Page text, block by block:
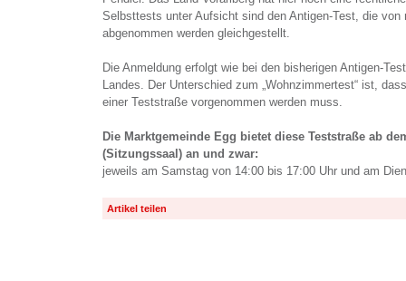
Selbsttests unter Aufsicht sind den Antigen-Test, die von
abgenommen werden gleichgestellt.
Die Anmeldung erfolgt wie bei den bisherigen Antigen-
Landes. Der Unterschied zum „Wohnzimmertest“ ist,
einer Teststraße vorgenommen werden muss.
Die Marktgemeinde Egg bietet diese Teststraße ab
(Sitzungssaal) an und zwar:
jeweils am Samstag von 14:00 bis 17:00 Uhr und am
Artikel teilen